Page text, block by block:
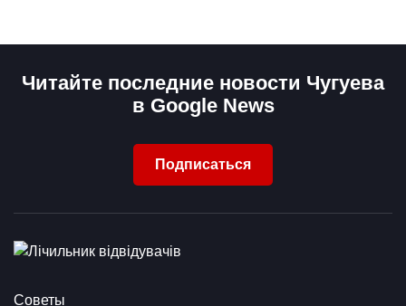
Читайте последние новости Чугуева
в Google News
Подписаться
Советы